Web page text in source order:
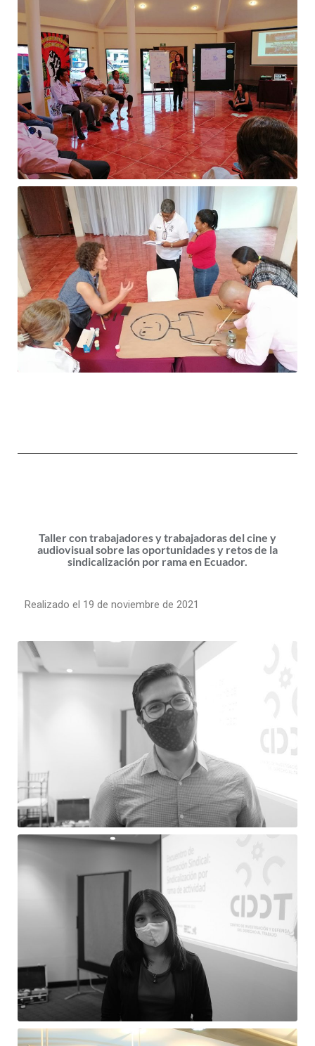
Taller con trabajadores y trabajadoras del cine y
audiovisual sobre las oportunidades y retos de la
sindicalización por rama en Ecuador.
Realizado el 19 de noviembre de 2021